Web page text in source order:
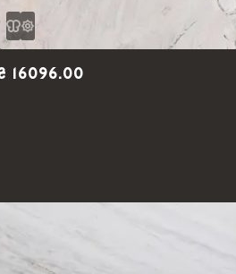
16096.00